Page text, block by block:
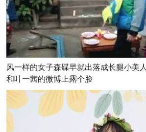
风一样的女子森碟早就出落成长腿小美
和叶一茜的微博上露个脸